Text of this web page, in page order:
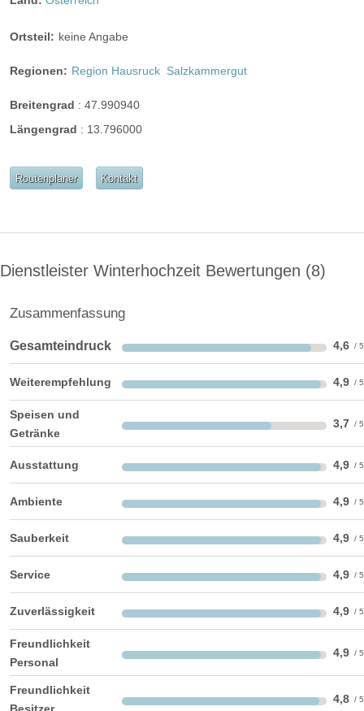
Wintergarten Terrasse
mögliche Tischformate:
barrierefreie Location Platz für Sektempfang
Platz für Agape letzte Renovierung: 2003
Video
Facebook instagram
Perfekte Jahreszeit:
Frühlings-Hochzeit
Sommer-Hochzeit
Herbst-Hochzeit
Winter-Hochzeit
weitere Unterlagen
Ortsteil: keine Angabe
Regionen: Region Hausruck Salzkammergut
Breitengrad : 47.990940
Längengrad : 13.796000
Routenplaner Kontakt
Dienstleister Winterhochzeit Bewertungen 8
Zusammenfassung
Gesamteindruck 4,6
Weiterempfehlung 4,9
Speisen und
Getränke
3,7
Ausstattung 4,9
Ambiente 4,9
Sauberkeit 4,9
Service 4,9
Zuverlässigkeit 4,9
Freundlichkeit
Personal
4,9
Freundlichkeit
4,8